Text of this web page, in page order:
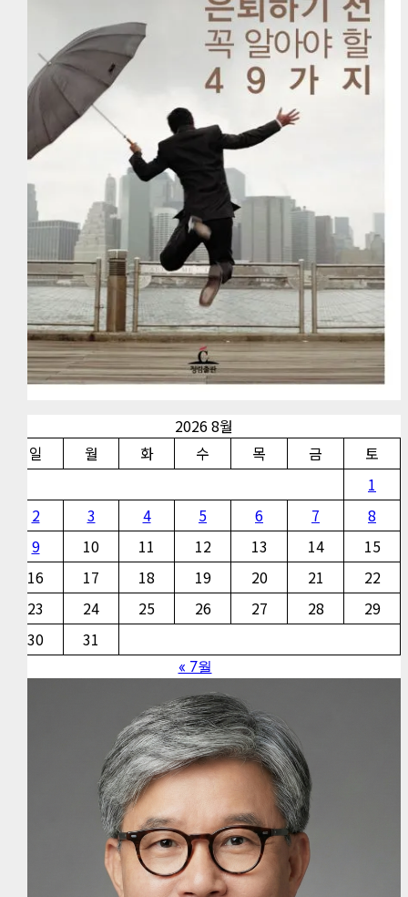
2026 8월
일
월 화 수 목 금
토
1
2
3 4 5 6 7
8
9
10 11 12 13 14
15
16
17 18 19 20 21
22
23
24 25 26 27 28
29
30
31
« 7월